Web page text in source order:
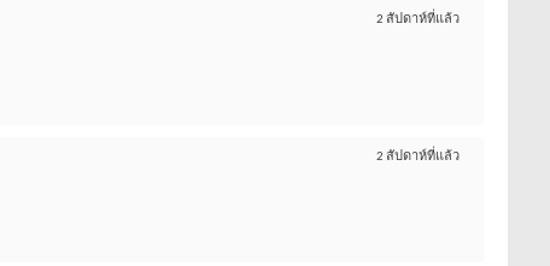
2 สัปดาห์ที่แล้ว
2 สัปดาห์ที่แล้ว